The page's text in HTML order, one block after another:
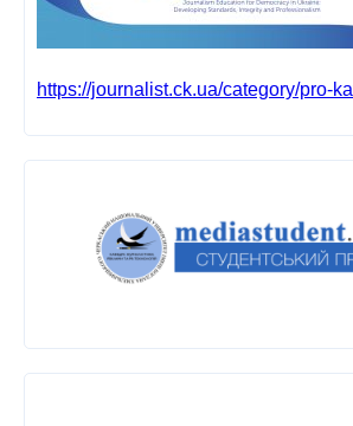
https://journalist.ck.ua/category/pro-